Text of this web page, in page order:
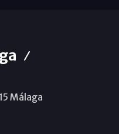
Málaga